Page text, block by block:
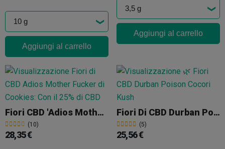
Aggiungi al carrello
Aggiungi al carrello
Fiori CBD 'Adios Mother Fucker' Cookies
(10)
28,35 €
Fiori Di CBD Durban Poison Cocori Kush
(5)
25,56 €